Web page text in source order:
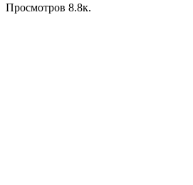
Просмотров 8.8к.